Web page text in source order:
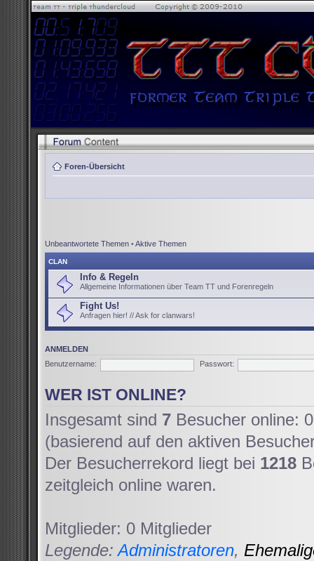
Foren-Übersicht
Unbeantwortete Themen •Aktive Themen
CLAN
Info & Regeln
Allgemeine Informationen über Team TT und Forenregeln
Fight Us!
Anfragen hier! // Ask for clanwars!
ANMELDEN
Benutzername:
Passwort:
WER IST ONLINE?
Insgesamt sind 7 Besucher online:
(basierend auf den aktiven
Der Besucherrekord liegt bei 1218
zeitgleich online waren.
Mitglieder: 0 Mitglieder
Legende:Administratoren,